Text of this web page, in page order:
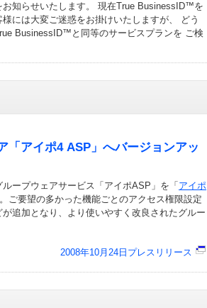
知らせいたします。 現在True BusinessID™を
には大変ご迷惑をお掛けいたしますが、 どう
BusinessID™と同等のサービスプランを ご検
「アイポ4 ASP」へバージョンアッ
ープウェアサービス「アイポASP」を「 アイポ
ご要望の多かった機能ごとのアクセス権限設定
追加となり、より使いやすく改良されたグルー
2008年10月24日プレスリリース